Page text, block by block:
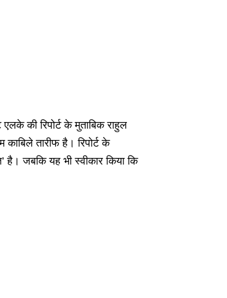
एलके की रिपोर्ट के मुताबिक राहुल
तारीफ है। रिपोर्ट के
है। जबकि यह भी स्वीकार किया कि